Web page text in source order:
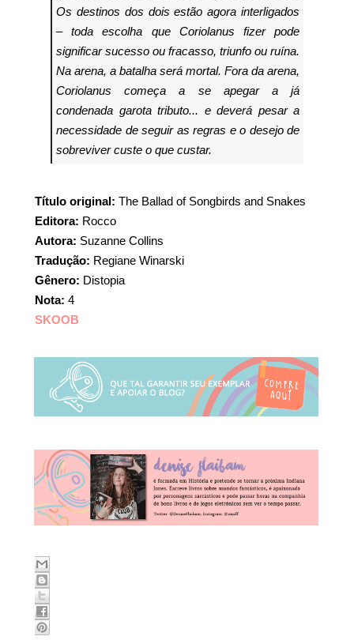
Os destinos dos dois estão agora interligados
– toda escolha que Coriolanus fizer pode
significar sucesso ou fracasso, triunfo ou ruína.
Na arena, a batalha será mortal. Fora da arena,
Coriolanus começa a se apegar a já
condenada garota tributo... e deverá pesar a
necessidade de seguir as regras e o desejo de
sobreviver custe o que custar.
Título original: The Ballad of Songbirds and Snakes
Editora: Rocco
Autora: Suzanne Collins
Tradução: Regiane Winarski
Gênero: Distopia
Nota: 4
SKOOB